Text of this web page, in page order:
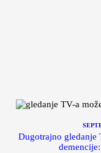
Dugotrajno gledanje